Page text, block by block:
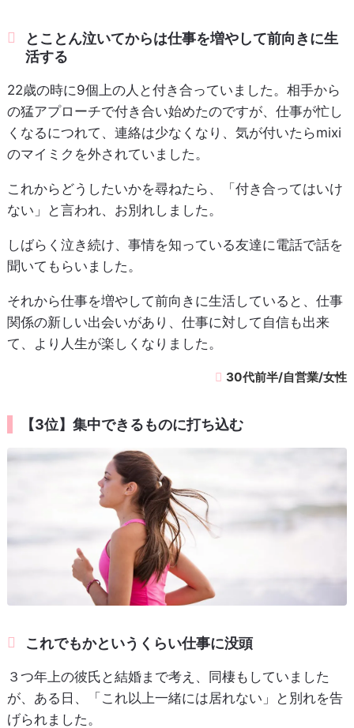
とことん泣いてからは仕事を増やして前向きに生
活する
22歳の時に9個上の人と付き合っていました。相手から
の猛アプローチで付き合い始めたのですが、仕事が忙し
くなるにつれて、連絡は少なくなり、気が付いたらmixi
のマイミクを外されていました。
これからどうしたいかを尋ねたら、「付き合ってはいけ
ない」と言われ、お別れしました。
しばらく泣き続け、事情を知っている友達に電話で話を
聞いてもらいました。
それから仕事を増やして前向きに生活していると、仕事
関係の新しい出会いがあり、仕事に対して自信も出来
て、より人生が楽しくなりました。
30代前半/自営業/女性
【3位】集中できるものに打ち込む
これでもかというくらい仕事に没頭
３つ年上の彼氏と結婚まで考え、同棲もしていました
が、ある日、「これ以上一緒には居れない」と別れを告
げられました。